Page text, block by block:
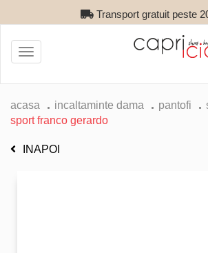
Transport gratuit peste
Toggle
navigation
acasa incaltaminte dama pantofi
sport franco gerardo
INAPOI